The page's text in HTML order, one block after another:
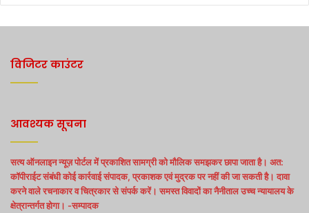
विजिटर काउंटर
आवश्यक सूचना
सत्य ऑनलाइन न्यूज़ पोर्टल में प्रकाशित सामग्री को मौलिक समझकर छापा जाता है। अत:
कॉपीराईट संबंधी कोई कार्रवाई संपादक, प्रकाशक एवं मुद्रक पर नहीं की जा सकती है। दावा
करने वाले रचनाकार व चित्रकार से संपर्क करें। समस्त विवादों का नैनीताल उच्च न्यायालय के
क्षेत्रान्तर्गत होगा। -सम्पादक